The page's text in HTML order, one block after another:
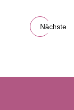
Nächste